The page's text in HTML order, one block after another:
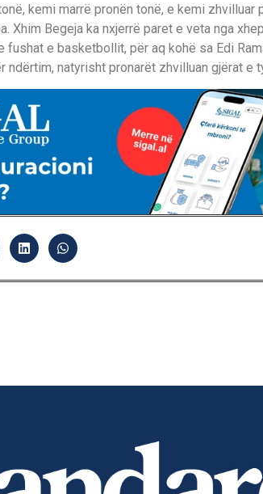
kemi marrë pronën tonë, e kemi zhvilluar
Xhim Begeja ka nxjerrë paret e veta nga
e basketbollit, për aq kohë sa Edi
ndërtim, natyrisht pronarët zhvilluan gjërat e